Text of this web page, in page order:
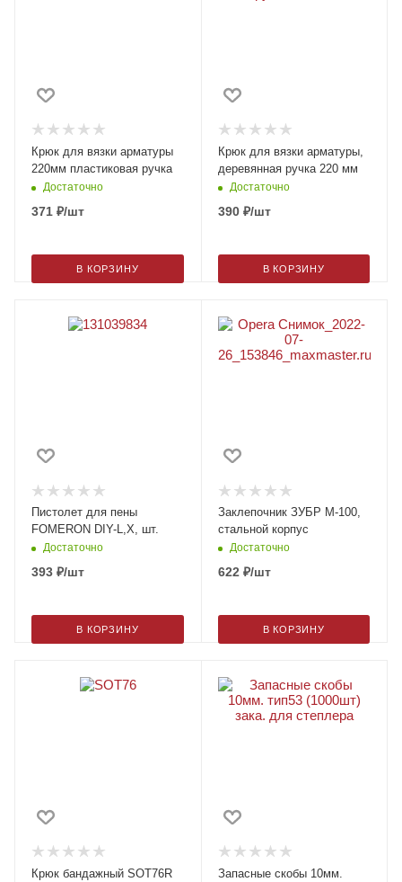
Крюк для вязки арматуры
220мм пластиковая ручка
Достаточно
371 ₽/шт
В КОРЗИНУ
Крюк для вязки арматуры,
деревянная ручка 220 мм
Достаточно
390₽/шт
В КОРЗИНУ
Пистолет для пены
FOMERON DIY-L,Х, шт.
Достаточно
393 ₽/шт
В КОРЗИНУ
Заклепочник ЗУБР М-100,
стальной корпус
Достаточно
622 ₽/шт
В КОРЗИНУ
Крюк бандажный SOT76R
Запасные скобы 10мм.